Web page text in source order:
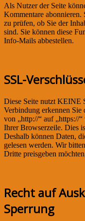
Als Nutzer der Seite
Kommentare abonnieren.
zu prüfen, ob Sie der
sind. Sie können diese
Info-Mails abbestellen.
SSL-
Diese Seite nutzt KEINE
Verbindung erkennen Sie
von „http://“ auf „https://
Ihrer Browserzeile. Dies
Deshalb können Daten,
gelesen werden. Wir
Dritte preisgeben
Recht auf
Sperrung